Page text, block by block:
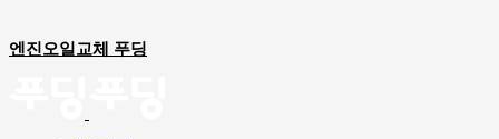
엔진오일교체 푸딩